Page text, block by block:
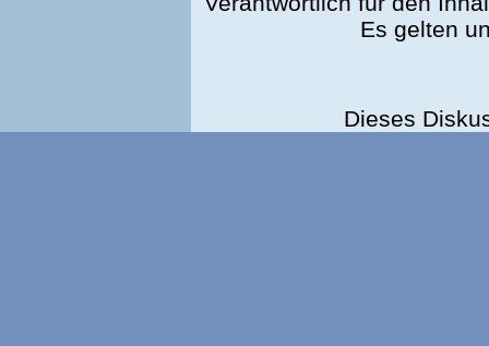
Es gelten
Dieses